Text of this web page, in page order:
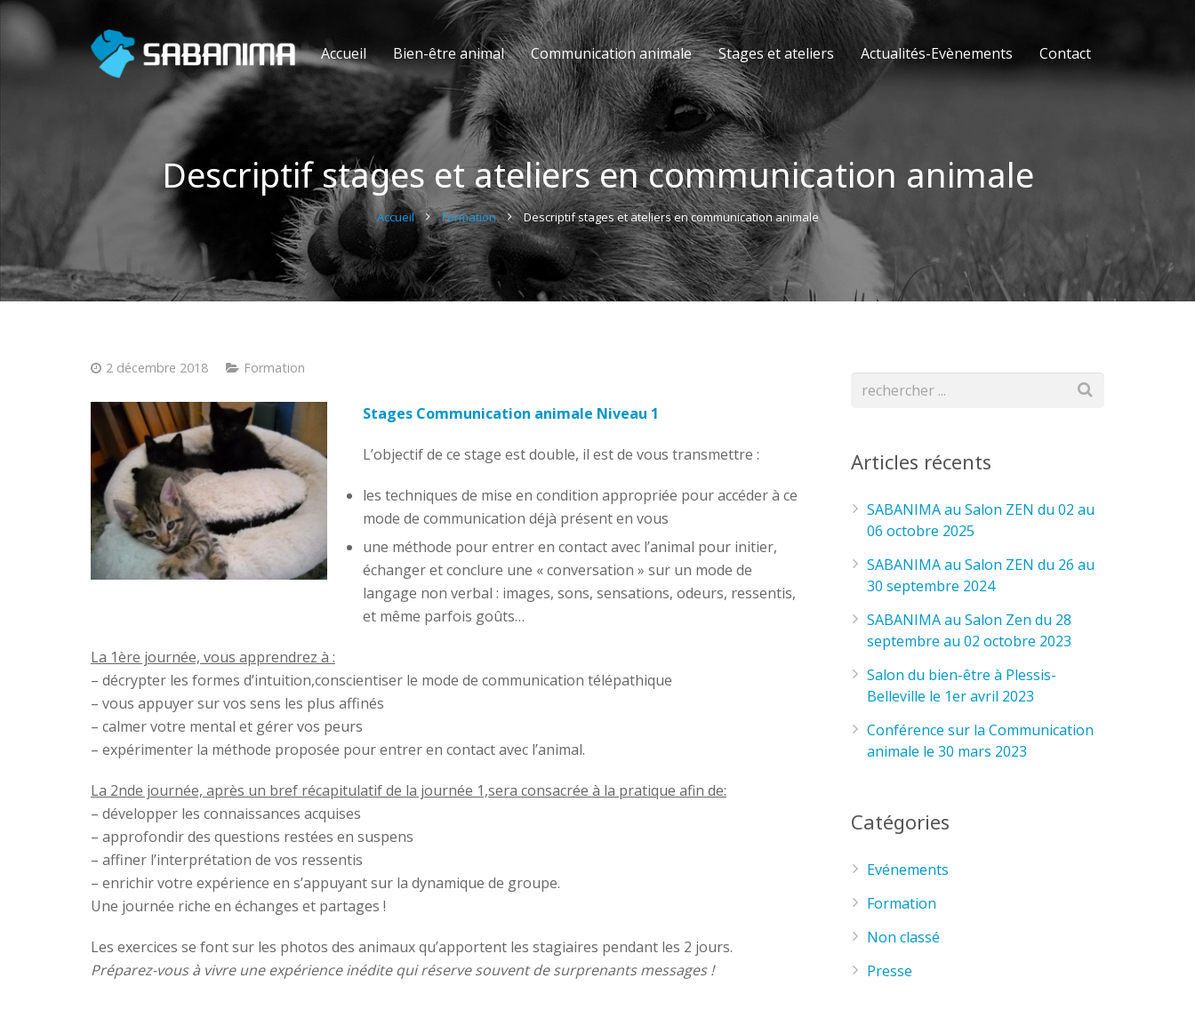
Accueil Bien-être animal Communication animale Stages et ateliers Actualités-Evènements Contact
Descriptif stages et ateliers en communication animale
Accueil Formation Descriptif stages et ateliers en communication animale
2 décembre 2018 Formation
Stages Communication animale Niveau 1
L’objectif de ce stage est double, il est de vous transmettre :
les techniques de mise en condition appropriée pour accéder à ce
mode de communication déjà présent en vous
une méthode pour entrer en contact avec l’animal pour initier,
échanger et conclure une « conversation » sur un mode de
langage non verbal : images, sons, sensations, odeurs, ressentis,
et même parfois goûts…
La 1ère journée, vous apprendrez à :
– décrypter les formes d’intuition,conscientiser le mode de communication télépathique
– vous appuyer sur vos sens les plus affinés
– calmer votre mental et gérer vos peurs
– expérimenter la méthode proposée pour entrer en contact avec l’animal.
La 2nde journée, après un bref récapitulatif de la journée 1,sera consacrée à la pratique afin de:
– développer les connaissances acquises
– approfondir des questions restées en suspens
– affiner l’interprétation de vos ressentis
– enrichir votre expérience en s’appuyant sur la dynamique de groupe.
Une journée riche en échanges et partages !
Les exercices se font sur les photos des animaux qu’apportent les stagiaires pendant les 2 jours.
Préparez-vous à vivre une expérience inédite qui réserve souvent de surprenants messages !
Articles récents
SABANIMA au Salon ZEN du 02 au
06 octobre 2025
SABANIMA au Salon ZEN du 26 au
30 septembre 2024
SABANIMA au Salon Zen du 28
septembre au 02 octobre 2023
Salon du bien-être à Plessis-
Belleville le 1er avril 2023
Conférence sur la Communication
animale le 30 mars 2023
Catégories
Evénements
Formation
Non classé
Presse